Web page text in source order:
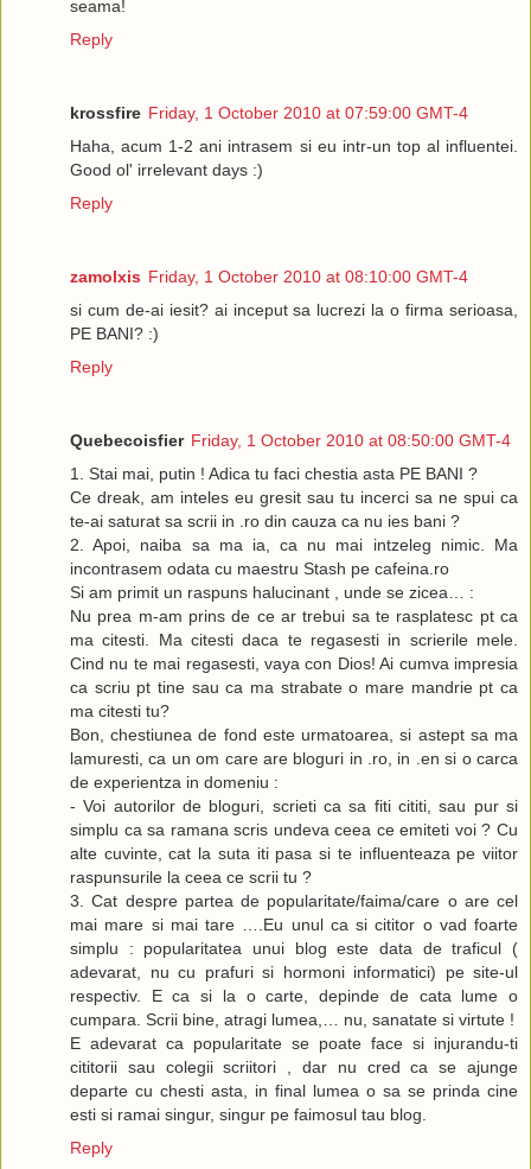
inbonobo
your website. The company I am working for is called ..
post, it would have to be on the subject of VoIP and so on.
If it will be included in the article, a short line with some text
At this point, I would prefer to offer an ad in the sidebar, but I
Have a great week-end!
Then sidebar it is. Let me know when you feel ready to
usually pay $75 for three months, which I pay via PayPal.
I look forward to hearing back from you.
--- (J 19)
That sounds fair for the very first paid ad in this blog. I would
an ad that would replace Spottt - in the right hand column,
underneath "Article Archive" as a static image. We could
away and end <date>. There would be no right or obligation
continue. Also, if for some reason I have to stop serving your
you the prorated daily amount.
I presume you would like to host the image yourself, for
that should be great, as long as it would not slow down the
significantly. If necessary, I could also host it myself.
If that is agreeable with you, please send the code and
Is .. a division of ..?
Cheers,
InBonobo
Hey InBonobo,
Starting the ad today would be great for me. I understand you
seama!
Reply
krossfire Friday, 1 October 2010 at 07:59:00 GMT-4
Haha, acum 1-2 ani intrasem si eu intr-un top al influentei.
Good ol' irrelevant days :)
Reply
zamolxis Friday, 1 October 2010 at 08:10:00 GMT-4
si cum de-ai iesit? ai inceput sa lucrezi la o firma serioasa,
PE BANI? :)
Reply
Quebecoisfier Friday, 1 October 2010 at 08:50:00 GMT-4
1. Stai mai, putin ! Adica tu faci chestia asta PE BANI ?
Ce dreak, am inteles eu gresit sau tu incerci sa ne spui ca
te-ai saturat sa scrii in .ro din cauza ca nu ies bani ?
2. Apoi, naiba sa ma ia, ca nu mai intzeleg nimic. Ma
incontrasem odata cu maestru Stash pe cafeina.ro
Si am primit un raspuns halucinant , unde se zicea… :
Nu prea m-am prins de ce ar trebui sa te rasplatesc pt ca
ma citesti. Ma citesti daca te regasesti in scrierile mele.
Cind nu te mai regasesti, vaya con Dios! Ai cumva impresia
ca scriu pt tine sau ca ma strabate o mare mandrie pt ca
ma citesti tu?
Bon, chestiunea de fond este urmatoarea, si astept sa ma
lamuresti, ca un om care are bloguri in .ro, in .en si o carca
de experientza in domeniu :
- Voi autorilor de bloguri, scrieti ca sa fiti cititi, sau pur si
simplu ca sa ramana scris undeva ceea ce emiteti voi ? Cu
alte cuvinte, cat la suta iti pasa si te influenteaza pe viitor
raspunsurile la ceea ce scrii tu ?
3. Cat despre partea de popularitate/faima/care o are cel
mai mare si mai tare ….Eu unul ca si cititor o vad foarte
simplu : popularitatea unui blog este data de traficul (
adevarat, nu cu prafuri si hormoni informatici) pe site-ul
respectiv. E ca si la o carte, depinde de cata lume o
cumpara. Scrii bine, atragi lumea,… nu, sanatate si virtute !
E adevarat ca popularitate se poate face si injurandu-ti
cititorii sau colegii scriitori , dar nu cred ca se ajunge
departe cu chesti asta, in final lumea o sa se prinda cine
esti si ramai singur, singur pe faimosul tau blog.
Reply